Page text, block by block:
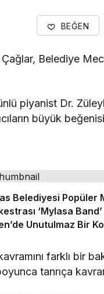
BEĞEN
Belediye
piyanist Dr.
büyük
Belediyesi Popüler
‘Mylasa Band’
Unutulmaz Bir
farklı bir
tanrıça